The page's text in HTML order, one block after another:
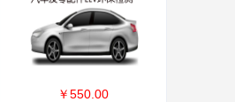
￥550.00